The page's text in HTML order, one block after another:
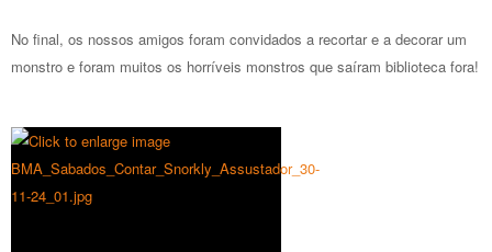
No final, os nossos amigos foram convidados a recortar e a decorar um
monstro e foram muitos os horríveis monstros que saíram biblioteca fora!